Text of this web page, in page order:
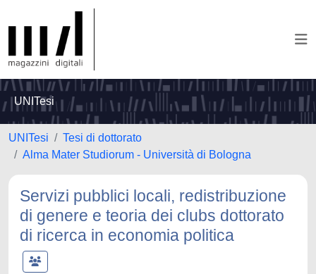
UNITesi
UNITesi
Tesi di dottorato
Alma Mater Studiorum - Università di Bologna
Servizi pubblici locali, redistribuzione
di genere e teoria dei clubs dottorato
di ricerca in economia politica